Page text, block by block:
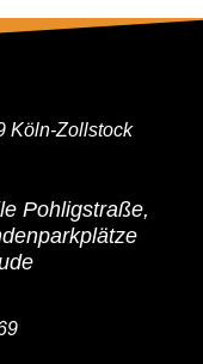
Köln-Zollstock
Pohligstraße,